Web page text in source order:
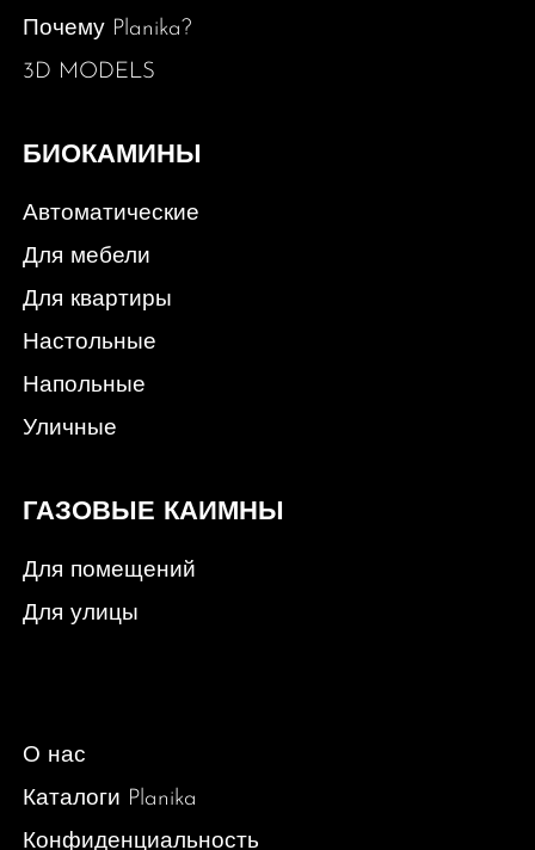
Почему Planika?
3D MODELS
БИОКАМИНЫ
Автоматические
Для мебели
Для квартиры
Настольные
Напольные
Уличные
ГАЗОВЫЕ КАИМНЫ
Для помещений
Для улицы
О нас
Каталоги Planika
Конфиденциальность